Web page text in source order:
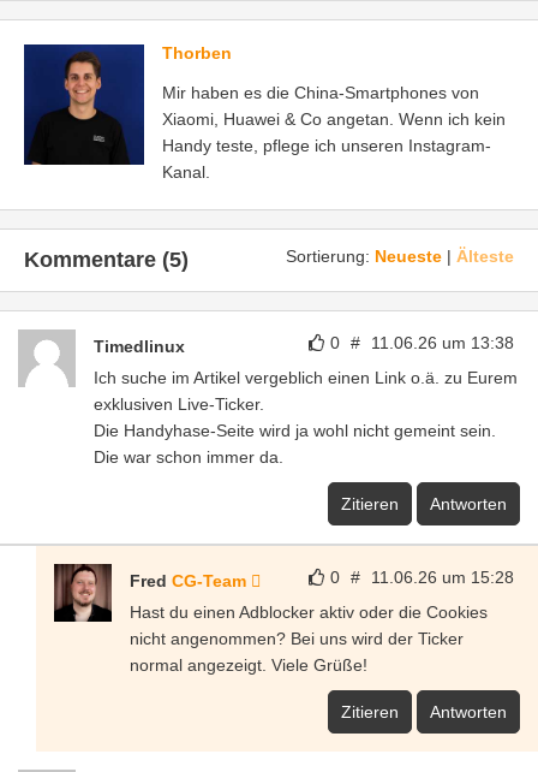
Thorben
Mir haben es die China-Smartphones von
Xiaomi, Huawei & Co angetan. Wenn ich kein
Handy teste, pflege ich unseren Instagram-
Kanal.
Sortierung: Neueste | Älteste
Kommentare (5)
0 # 11.06.26 um 13:38
Timedlinux
Ich suche im Artikel vergeblich einen Link o.ä. zu Eurem
exklusiven Live-Ticker.
Die Handyhase-Seite wird ja wohl nicht gemeint sein.
Die war schon immer da.
Zitieren Antworten
0 # 11.06.26 um 15:28
Fred CG-Team
Hast du einen Adblocker aktiv oder die Cookies
nicht angenommen? Bei uns wird der Ticker
normal angezeigt. Viele Grüße!
Zitieren Antworten